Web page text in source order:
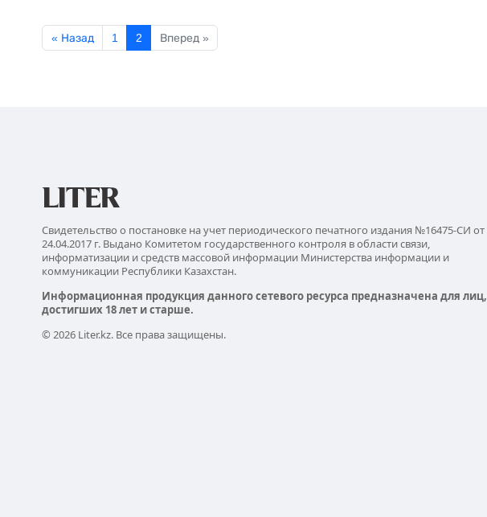
« Назад 1 2 Вперед »
Свидетельство о постановке на учет периодического печатного издания №16475-СИ от
24.04.2017 г. Выдано Комитетом государственного контроля в области связи,
информатизации и средств массовой информации Министерства информации и
коммуникации Республики Казахстан.
Информационная продукция данного сетевого ресурса предназначена для лиц,
достигших 18 лет и старше.
© 2026 Liter.kz. Все права защищены.